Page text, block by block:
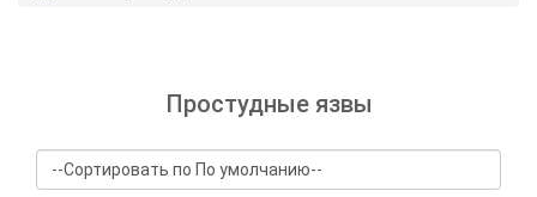
Простудные язвы